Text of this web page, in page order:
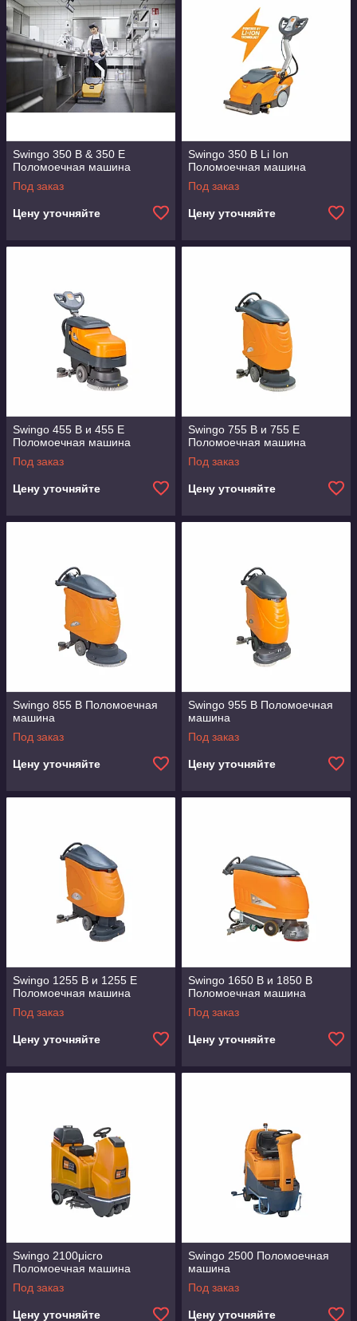
Swingo 350 B & 350 E
Поломоечная машина
Под заказ
Цену уточняйте
Swingo 350 B Li Ion
Поломоечная машина
Под заказ
Цену уточняйте
Swingo 455 B и 455 E
Поломоечная машина
Под заказ
Цену уточняйте
Swingo 755 B и 755 E
Поломоечная машина
Под заказ
Цену уточняйте
Swingo 855 B Поломоечная
машина
Под заказ
Цену уточняйте
Swingo 955 B Поломоечная
машина
Под заказ
Цену уточняйте
Swingo 1255 B и 1255 E
Поломоечная машина
Под заказ
Цену уточняйте
Swingo 1650 B и 1850 B
Поломоечная машина
Под заказ
Цену уточняйте
Swingo 2100μicro
Поломоечная машина
Под заказ
Цену уточняйте
Swingo 2500 Поломоечная
машина
Под заказ
Цену уточняйте